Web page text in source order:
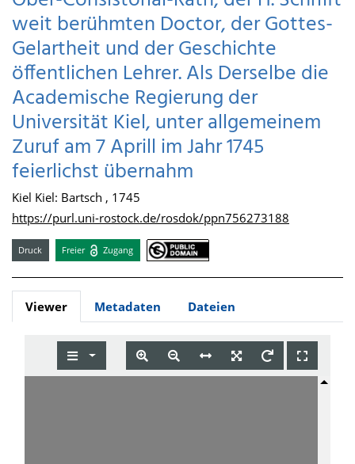
weit berühmten Doctor, der Gottes-
Gelartheit und der Geschichte
öffentlichen Lehrer. Als Derselbe die
Academische Regierung der
Universität Kiel, unter allgemeinem
Zuruf am 7 Aprill im Jahr 1745
feierlichst übernahm
Kiel Kiel: Bartsch , 1745
https://purl.uni-rostock.de/rosdok/ppn756273188
Druck Freier Zugang
Viewer Metadaten Dateien